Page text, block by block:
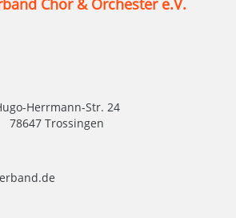
Chor & Orchester e.V.
Herrmann-Str. 24
78647 Trossingen